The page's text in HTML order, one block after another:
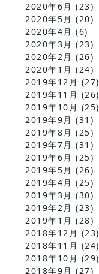
2020年6月 (23)
2020年5月 (20)
2020年4月 (6)
2020年3月 (23)
2020年2月 (26)
2020年1月 (24)
2019年12月 (27)
2019年11月 (26)
2019年10月 (25)
2019年9月 (31)
2019年8月 (25)
2019年7月 (31)
2019年6月 (25)
2019年5月 (26)
2019年4月 (25)
2019年3月 (30)
2019年2月 (23)
2019年1月 (28)
2018年12月 (23)
2018年11月 (24)
2018年10月 (29)
2018年9月 (27)